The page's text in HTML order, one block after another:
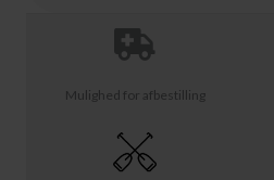
Mulighed for afbestilling